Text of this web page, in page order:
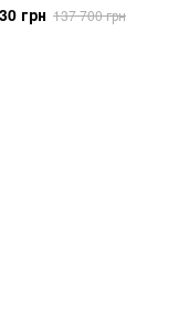
грн 137 700 грн